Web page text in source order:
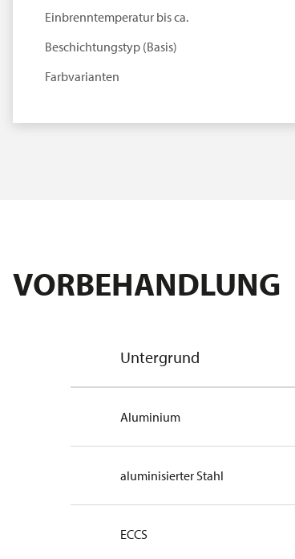
Einbrenntemperatur bis ca.
Beschichtungstyp (Basis)
Farbvarianten
VORBEHANDLUNG
Untergrund
Aluminium
aluminisierter Stahl
ECCS